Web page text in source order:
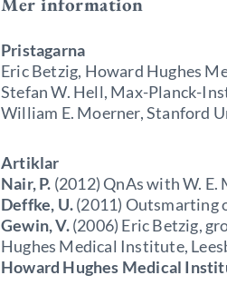
Pristagarna
Eric Betzig, Howard Hughes
Stefan W. Hell, Max-Planck-
William E. Moerner, Stanford
Artiklar
Nair, P. (2012) QnAs with W. E.
Deffke, U.(2011) Outsmarting
Gewin, V.(2006) Eric Betzig,
Hughes Medical Institute,
Howard Hughes Medical